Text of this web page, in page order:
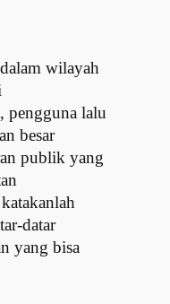
wilayah
pengguna lalu
besar
publik yang
datar
yang bisa